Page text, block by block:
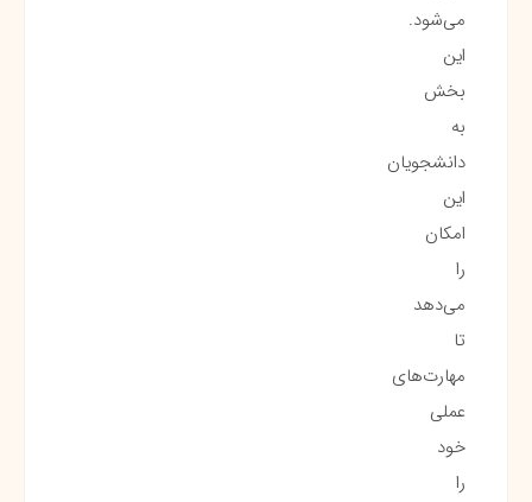
می‌شود.
این
بخش
به
دانشجویان
این
امکان
را
می‌دهد
تا
مهارت‌های
عملی
خود
را